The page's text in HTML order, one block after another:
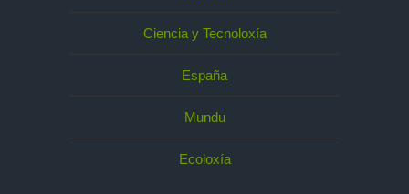
Ciencia y Tecnoloxía
España
Mundu
Ecoloxía